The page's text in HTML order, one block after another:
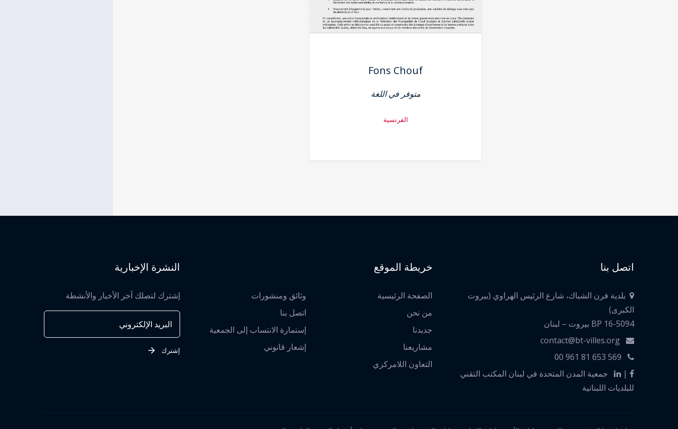
Fons Chouf
متوفر في اللغة
الفرنسية
اتصل بنا
بلدية فرن الشباك، شارع الرئيس الهراوي (بيروت
الكبرى)
BP 16-5094 بيروت – لبنان
00 961 81 653 569
|
جمعية المدن المتحدة في لبنان المكتب التقني
للبلديات اللبنانية
خريطة الموقع
الصفحة الرئيسية
من نحن
جديدنا
مشاريعنا
التعاون اللامركزي
وثائق ومنشورات
اتصل بنا
إستمارة الانتساب إلى الجمعية
إشعار قانوني
النشرة الإخبارية
إشترك لتصلك آخر الأخبار والأنشطة
إشترك